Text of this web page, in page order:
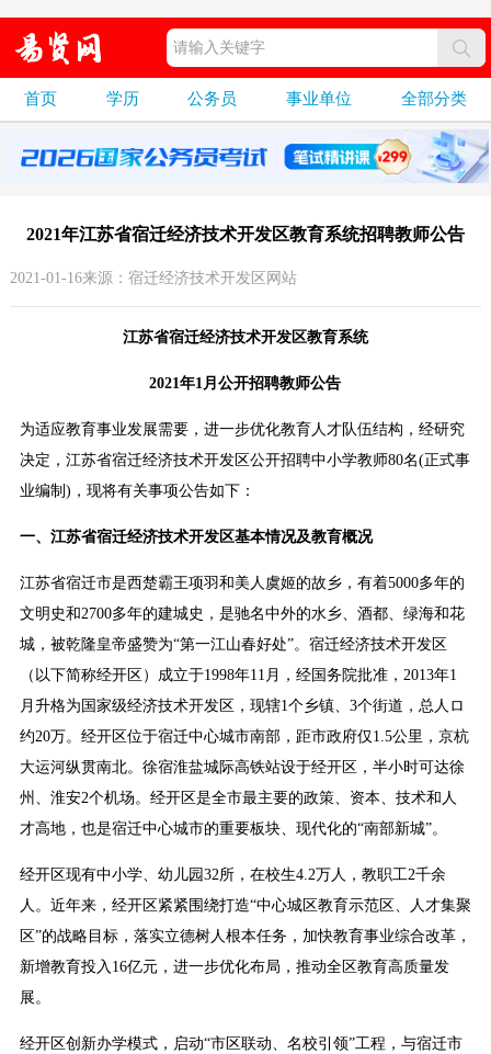
首页 学历 公务员 事业单位 全部分类
2021年江苏省宿迁经济技术开发区教育系统招聘教师公告
2021-01-16来源：宿迁经济技术开发区网站
江苏省宿迁经济技术开发区教育系统
2021年1月公开招聘教师公告
为适应教育事业发展需要，进一步优化教育人才队伍结构，经研究
决定，江苏省宿迁经济技术开发区公开招聘中小学教师80名(正式事
业编制)，现将有关事项公告如下：
一、江苏省宿迁经济技术开发区基本情况及教育概况
江苏省宿迁市是西楚霸王项羽和美人虞姬的故乡，有着5000多年的
文明史和2700多年的建城史，是驰名中外的水乡、酒都、绿海和花
城，被乾隆皇帝盛赞为“第一江山春好处”。宿迁经济技术开发区
（以下简称经开区）成立于1998年11月，经国务院批准，2013年1
月升格为国家级经济技术开发区，现辖1个乡镇、3个街道，总人ロ
约20万。经开区位于宿迁中心城市南部，距市政府仅1.5公里，京杭
大运河纵贯南北。徐宿淮盐城际高铁站设于经开区，半小时可达徐
州、淮安2个机场。经开区是全市最主要的政策、资本、技术和人
才高地，也是宿迁中心城市的重要板块、现代化的“南部新城”。
经开区现有中小学、幼儿园32所，在校生4.2万人，教职工2千余
人。近年来，经开区紧紧围绕打造“中心城区教育示范区、人才集聚
区”的战略目标，落实立德树人根本任务，加快教育事业综合改革，
新增教育投入16亿元，进一步优化布局，推动全区教育高质量发
展。
经开区创新办学模式，启动“市区联动、名校引领”工程，与宿迁市